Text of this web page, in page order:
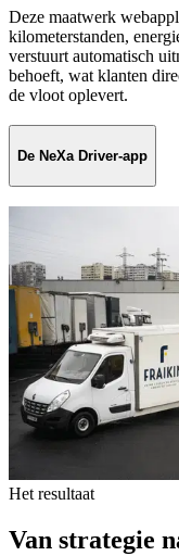
Deze maatwerk
kilometerstanden,
verstuurt automatisch
behoeft, wat klanten
de vloot oplevert.
De NeXa Driver-app
Het resultaat
Van strategie